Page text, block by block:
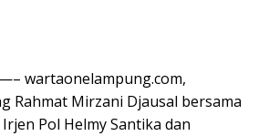
wartaonelampung.com,
Rahmat Mirzani Djausal bersama
Pol Helmy Santika dan